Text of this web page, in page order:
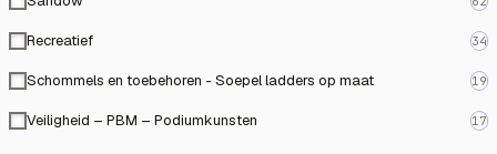
Recreatief 34
Schommels en toebehoren - Soepel ladders op maat 19
Veiligheid – PBM – Podiumkunsten 17